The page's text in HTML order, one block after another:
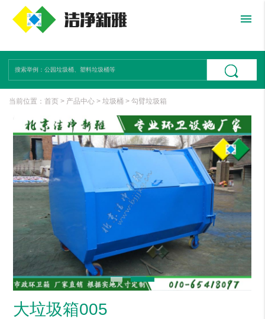
menu
当前位置： 首页> 产品中心> 垃圾桶 > 勾臂垃圾箱
大垃圾箱005